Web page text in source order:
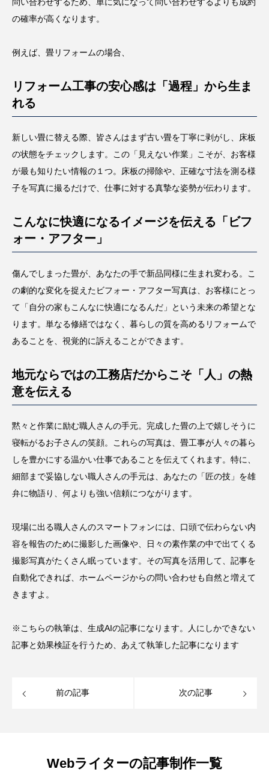
の確率が高くなります。
例えば、畳リフォームの場合、
リフォーム工事の安心感は「過程」から生ま
れる
新しい畳に替える際、皆さんはまず古い畳を丁寧に剥がし、床板
の状態をチェックします。この「見えない作業」こそが、お客様
が最も知りたい情報の１つ。床板の掃除や、正確な寸法を測る様
子を写真に撮るだけで、仕事に対する真摯な姿勢が伝わります。
こんなに快適になるイメージを伝える「ビフ
ォー・アフター」
傷んでしまった畳が、あなたの手で新品同様に生まれ変わる。こ
の劇的な変化を捉えたビフォー・アフター写真は、お客様にとっ
て「自分の家もこんなに快適になるんだ」という未来の希望とな
ります。単なる修繕ではなく、暮らしの質を高めるリフォームで
あることを、視覚的に訴えることができます。
地元ならではの工務店だからこそ「人」の熱
意を伝える
黙々と作業に励む職人さんの手元。完成した畳の上で嬉しそうに
寝転がるお子さんの笑顔。これらの写真は、畳工事が人々の暮ら
しを豊かにする温かい仕事であることを伝えてくれます。特に、
細部まで妥協しない職人さんの手元は、あなたの「匠の技」を雄
弁に物語り、何よりも強い信頼につながります。
現場に出る職人さんのスマートフォンには、口頭で伝わらない内
容を報告のために撮影した画像や、日々の素作業の中で出てくる
撮影写真がたくさん眠っています。その写真を活用して、記事を
自動化できれば、ホームページからの問い合わせも自然と増えて
きますよ。
※こちらの執筆は、生成AIの記事になります。人にしかできない
記事と効果検証を行うため、あえて執筆した記事になります
前の記事 次の記事
Webライターの記事制作一覧